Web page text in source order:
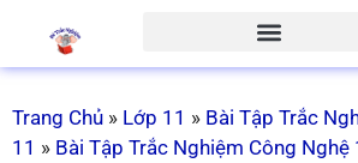
Trang Chủ » Lớp 11 » Bài Tập Trắc
11 » Bài Tập Trắc Nghiệm Công